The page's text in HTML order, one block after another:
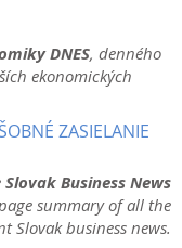
DNES, denného
ekonomických
ZASIELANIE
Slovak Business News
summary of all the
Slovak business news.